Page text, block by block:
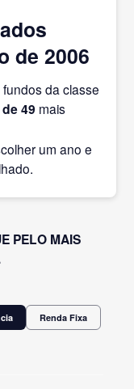
de 2006
da classe
49 mais
um ano e
PELO MAIS
Renda Fixa